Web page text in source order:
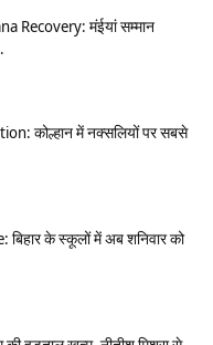
Recovery: मंईयां सम्मान
कोल्हान में नक्सलियों पर सबसे
के स्कूलों में अब शनिवार को